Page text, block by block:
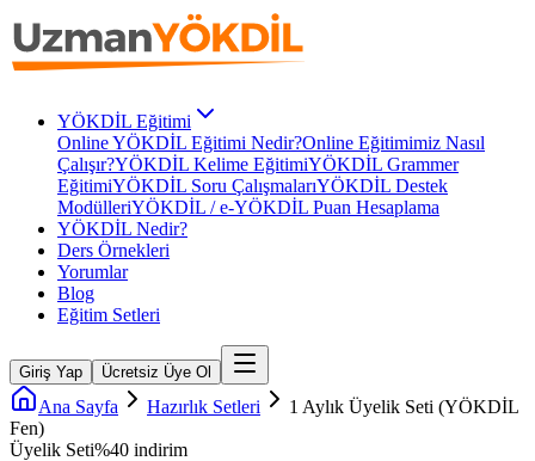
YÖKDİL Eğitimi
Online YÖKDİL Eğitimi Nedir?Online Eğitimimiz Nasıl
Çalışır?YÖKDİL Kelime EğitimiYÖKDİL Grammer
EğitimiYÖKDİL Soru ÇalışmalarıYÖKDİL Destek
ModülleriYÖKDİL / e-YÖKDİL Puan Hesaplama
YÖKDİL Nedir?
Ders Örnekleri
Yorumlar
Blog
Eğitim Setleri
Giriş Yap Ücretsiz Üye Ol
Ana Sayfa Hazırlık Setleri
1 Aylık Üyelik Seti (YÖKDİL
Fen)
Üyelik Seti%40 indirim